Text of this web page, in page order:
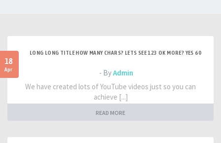
18
Apr
LONG LONG TITLE HOW MANY CHARS? LETS SEE 123 OK MORE? YES 60
- ByAdmin
We have created lots of YouTube videos just so you can
achieve [...]
READ MORE